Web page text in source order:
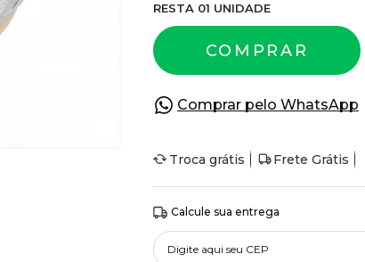
RESTA 01 UNIDADE
COMPRAR
Comprar pelo WhatsApp
Troca grátis Frete Grátis
Calcule sua entrega